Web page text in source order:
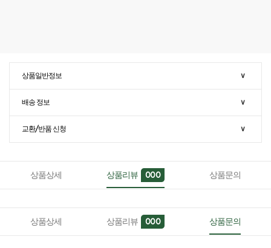
상품일반정보 ∨
배송 정보 ∨
교환/반품 신청 ∨
상품상세 상품리뷰 000 상품문의
상품상세 상품리뷰 000 상품문의